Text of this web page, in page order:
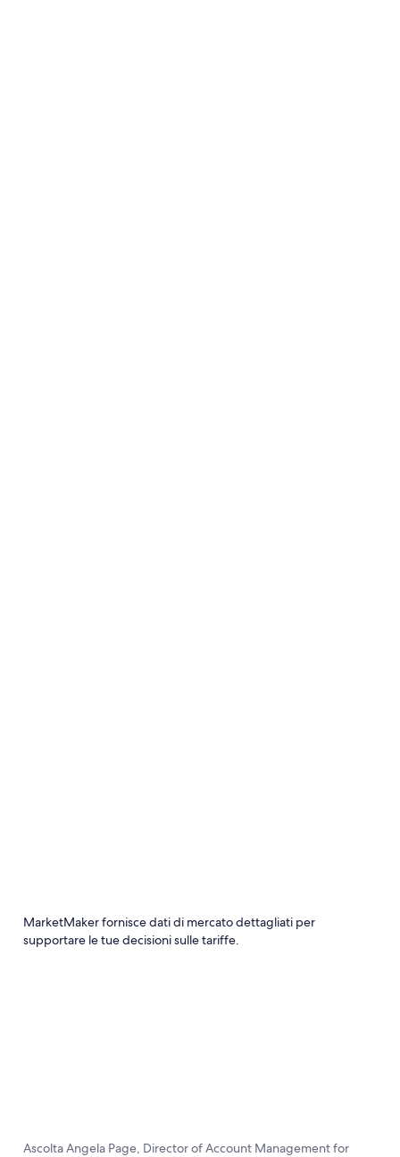
MarketMaker fornisce dati di mercato dettagliati per
supportare le tue decisioni sulle tariffe.
Ascolta Angela Page, Director of Account Management for